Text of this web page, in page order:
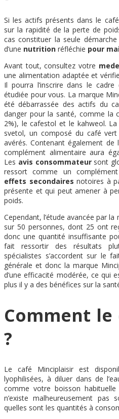
Si les actifs présents dans le
sur la rapidité de la perte de
cas constituer la seule
d’une nutrition réfléchie pour
Avant tout, consultez votre
une alimentation adaptée et
Il pourra l’inscrire dans le cadre
étudiée pour vous. La marque
été débarrassée des actifs du
danger pour la santé, comme la
2%), le cafestol et le kahweol.
svetol, un composé du café
avérés. Contenant également
complément alimentaire aura
Les avis consommateursont
ressort comme un
effets secondaires notoires à
présente et qui peut amener à
poids.
Cependant, l’étude avancée par
sur 50 personnes, dont 25 ont
donc une quantité insuffisante
fait ressortir des résultats
spécialistes s’accordent sur le
générale et donc la marque
d’une efficacité modérée, ce qui
plus il y a des bénéfices sur la
Comment
?
Le café Minciplaisir est
lyophilisées, à diluer dans de
comme votre boisson
n’existe malheureusement pas
quelles sont les quantités à